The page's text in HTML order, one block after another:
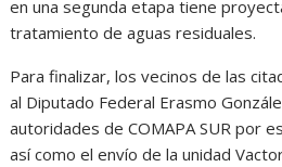
en una segunda etapa tiene
tratamiento de aguas residuales.
Para finalizar, los vecinos de las
al Diputado Federal Erasmo
autoridades de COMAPA SUR por
así como el envío de la unidad